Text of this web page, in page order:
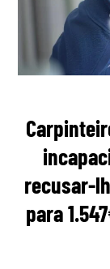
recusar-
para